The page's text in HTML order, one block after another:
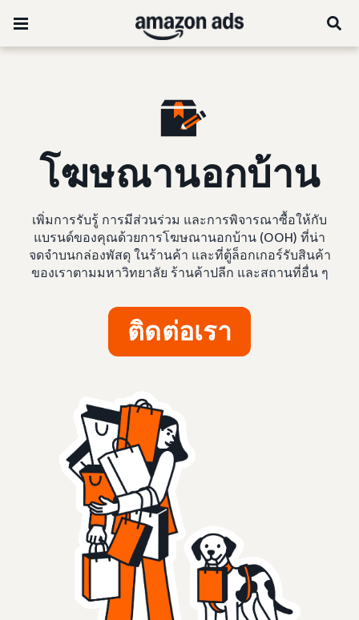
โฆษณานอกบ้าน
เพิ่มการรับรู้ การมีส่วนร่วม และการพิจารณาซื้อให้กับ
แบรนด์ของคุณด้วยการโฆษณานอกบ้าน (OOH) ที่น่า
จดจำบนกล่องพัสดุ ในร้านค้า และที่ตู้ล็อกเกอร์รับสินค้า
ของเราตามมหาวิทยาลัย ร้านค้าปลีก และสถานที่อื่น ๆ
ติดต่อเรา